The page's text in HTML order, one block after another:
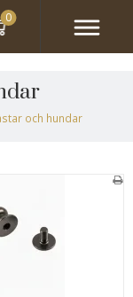
och hundar
0